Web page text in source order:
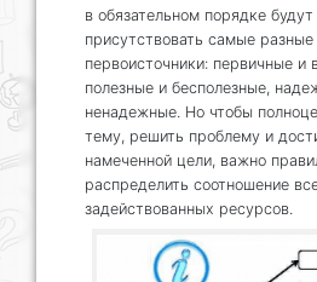
в обязательном порядке будут
присутствовать самые разные
первоисточники: первичные и
полезные и бесполезные,
ненадежные. Но чтобы
тему, решить проблему и
намеченной цели, важно
распределить соотношение
задействованных ресурсов.